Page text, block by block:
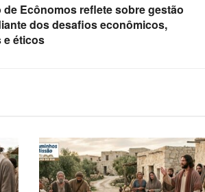
de Ecônomos reflete sobre gestão
dos desafios econômicos,
e éticos